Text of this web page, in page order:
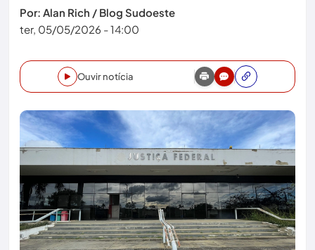
Por: Alan Rich / Blog Sudoeste
ter, 05/05/2026 - 14:00
Ouvir notícia